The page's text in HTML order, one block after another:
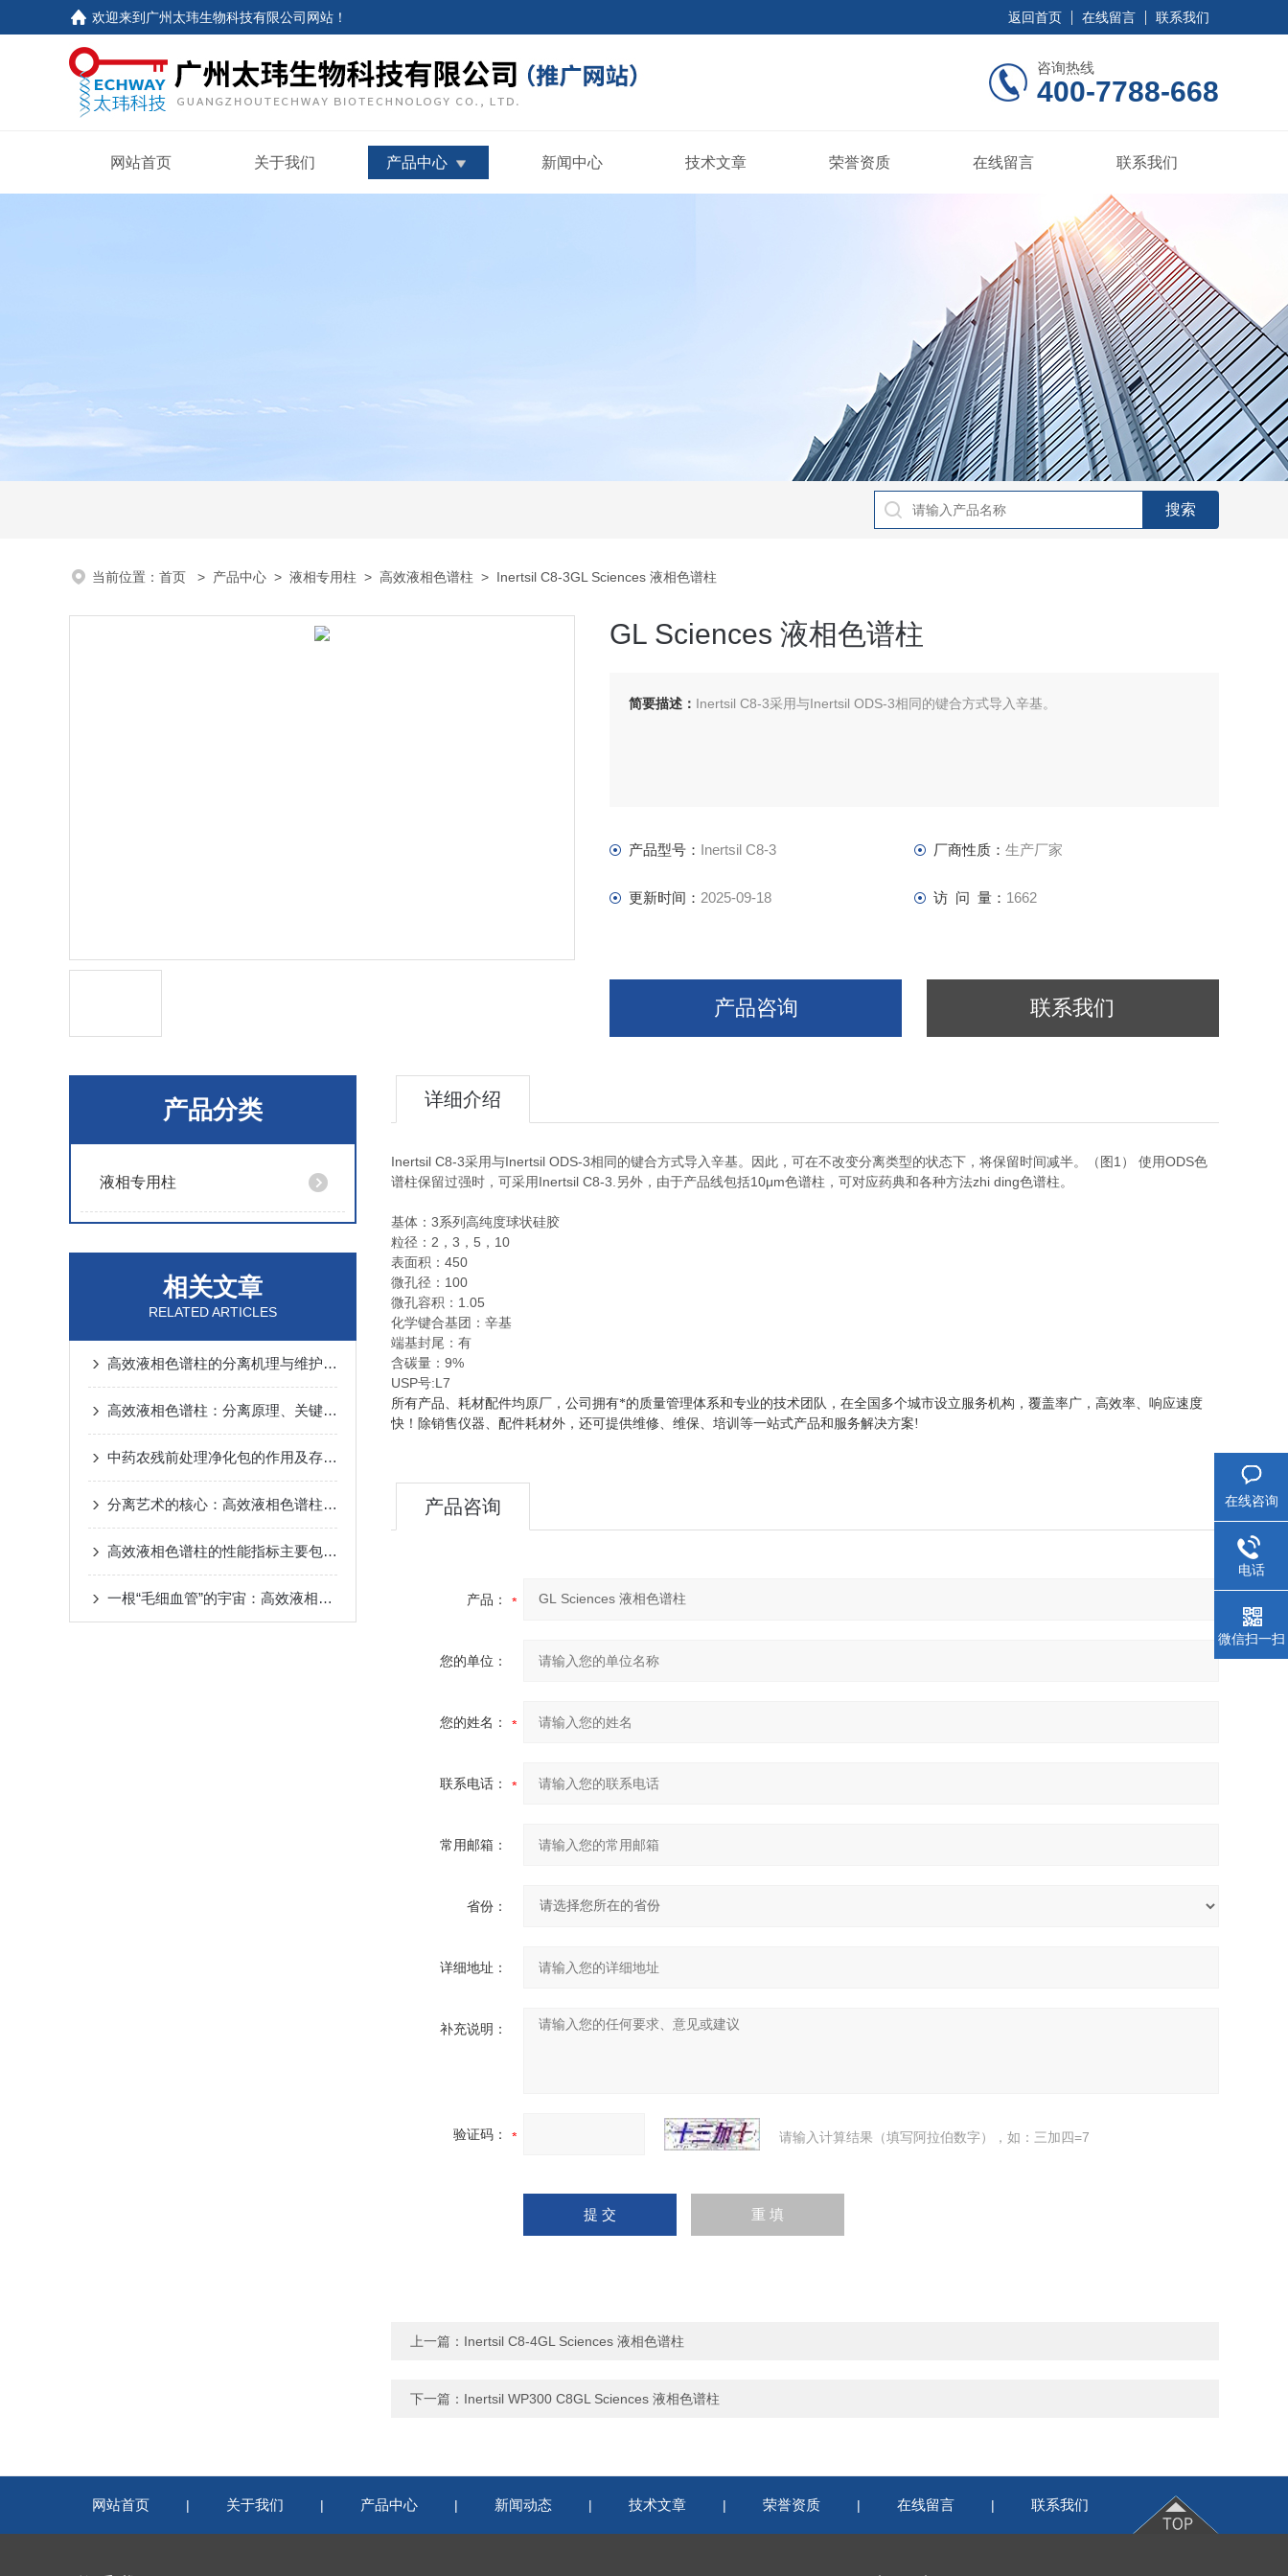
欢迎来到 广州太玮生物科技有限公司网站 ！ 返回首页 在线留言 联系我们
咨询热线
400-7788-668
网站首页 关于我们 产品中心 新闻中心 技术文章 荣誉资质 在线留言 联系我们
当前位置： 首页 > 产品中心 > 液相专用柱 > 高效液相色谱柱 > Inertsil C8-3GL Sciences 液相色谱柱
GL Sciences 液相色谱柱
简要描述： Inertsil C8-3采用与Inertsil ODS-3相同的键合方式导入辛基。
产品型号： Inertsil C8-3 厂商性质： 生产厂家
更新时间： 2025-09-18 访 问 量： 1662
产品咨询 联系我们
产品分类
液相专用柱
相关文章
RELATED ARTICLES
高效液相色谱柱的分离机理与维护技术解析
高效液相色谱柱：分离原理、关键参数与选型策略
中药农残前处理净化包的作用及存放要求
分离艺术的核心：高效液相色谱柱如何实现精准物质分离
高效液相色谱柱的性能指标主要包括柱效、选择性和稳定性
一根“毛细血管”的宇宙：高效液相色谱柱里的分子漂流史
详细介绍
Inertsil C8-3采用与Inertsil ODS-3相同的键合方式导入辛基。因此，可在不改变分离类型的状态下，将保留时间减半。（图1） 使用ODS色
谱柱保留过强时，可采用Inertsil C8-3.另外，由于产品线包括10μm色谱柱，可对应药典和各种方法zhi ding色谱柱。
基体：3系列高纯度球状硅胶
粒径：2，3，5，10
表面积：450
微孔径：100
微孔容积：1.05
化学键合基团：辛基
端基封尾：有
含碳量：9%
USP号:L7
所有产品、耗材配件均原厂，公司拥有*的质量管理体系和专业的技术团队，在全国多个城市设立服务机构，覆盖率广，高效率、响应速度
快！除销售仪器、配件耗材外，还可提供维修、维保、培训等一站式产品和服务解决方案!
产品咨询
产品：
您的单位：
您的姓名：
联系电话：
常用邮箱：
省份：
详细地址：
补充说明：
验证码： 请输入计算结果（填写阿拉伯数字），如：三加四=7
上一篇： Inertsil C8-4GL Sciences 液相色谱柱
下一篇： Inertsil WP300 C8GL Sciences 液相色谱柱
网站首页 | 关于我们 | 产品中心 | 新闻动态 | 技术文章 | 荣誉资质 | 在线留言 | 联系我们
在线咨询
电话
微信扫一扫